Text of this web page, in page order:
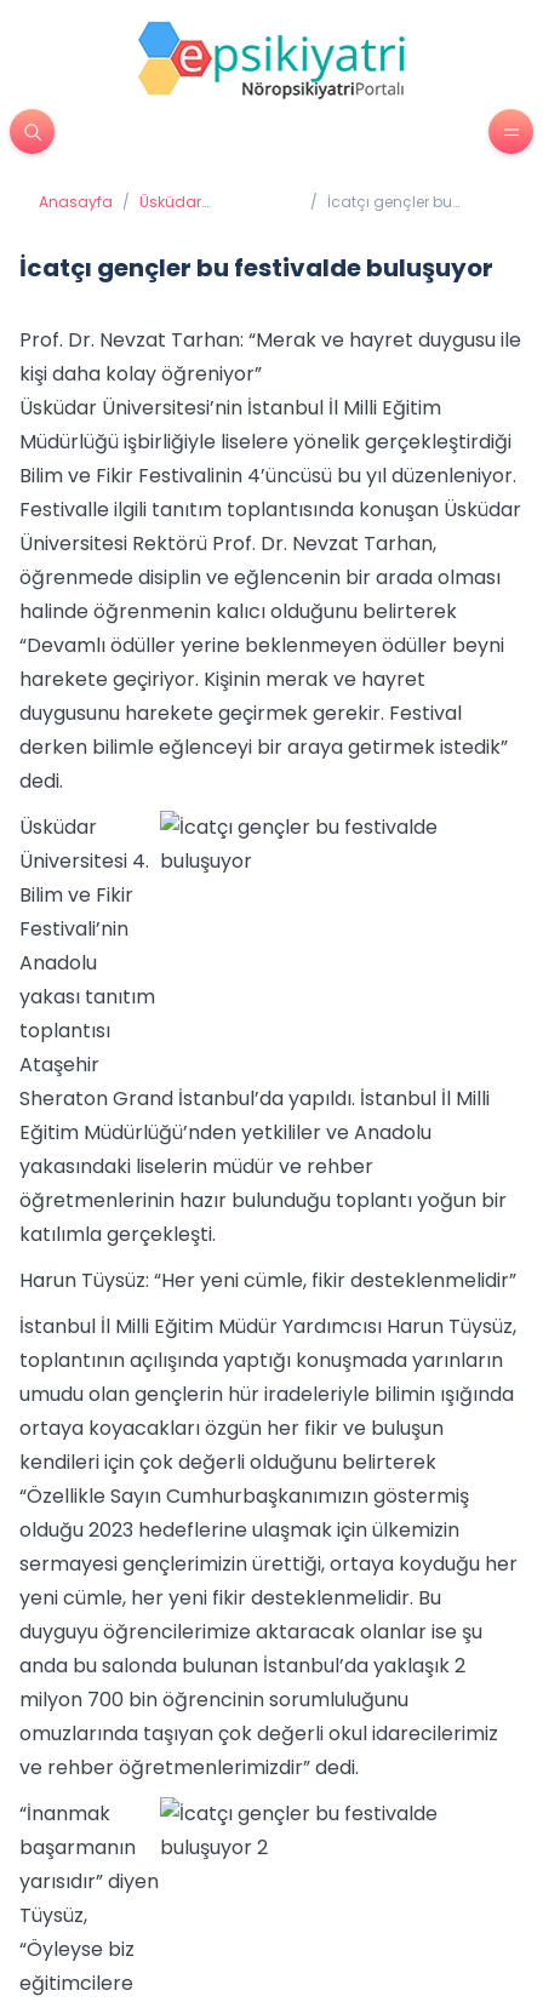
Anasayfa / Üsküdar
/ İcatçı gençler bu
İcatçı gençler bu festivalde buluşuyor
Prof. Dr. Nevzat Tarhan: “Merak ve hayret duygusu ile
kişi daha kolay öğreniyor”
Üsküdar Üniversitesi’nin İstanbul İl Milli Eğitim
Müdürlüğü işbirliğiyle liselere yönelik gerçekleştirdiği
Bilim ve Fikir Festivalinin 4’üncüsü bu yıl düzenleniyor.
Festivalle ilgili tanıtım toplantısında konuşan Üsküdar
Üniversitesi Rektörü Prof. Dr. Nevzat Tarhan,
öğrenmede disiplin ve eğlencenin bir arada olması
halinde öğrenmenin kalıcı olduğunu belirterek
“Devamlı ödüller yerine beklenmeyen ödüller beyni
harekete geçiriyor. Kişinin merak ve hayret
duygusunu harekete geçirmek gerekir. Festival
derken bilimle eğlenceyi bir araya getirmek istedik”
dedi.
Üsküdar
Üniversitesi 4.
Bilim ve Fikir
Festivali’nin
Anadolu
yakası tanıtım
toplantısı
Ataşehir
Sheraton Grand İstanbul’da yapıldı. İstanbul İl Milli
Eğitim Müdürlüğü’nden yetkililer ve Anadolu
yakasındaki liselerin müdür ve rehber
öğretmenlerinin hazır bulunduğu toplantı yoğun bir
katılımla gerçekleşti.
Harun Tüysüz: “Her yeni cümle, fikir desteklenmelidir”
İstanbul İl Milli Eğitim Müdür Yardımcısı Harun Tüysüz,
toplantının açılışında yaptığı konuşmada yarınların
umudu olan gençlerin hür iradeleriyle bilimin ışığında
ortaya koyacakları özgün her fikir ve buluşun
kendileri için çok değerli olduğunu belirterek
“Özellikle Sayın Cumhurbaşkanımızın göstermiş
olduğu 2023 hedeflerine ulaşmak için ülkemizin
sermayesi gençlerimizin ürettiği, ortaya koyduğu her
yeni cümle, her yeni fikir desteklenmelidir. Bu
duyguyu öğrencilerimize aktaracak olanlar ise şu
anda bu salonda bulunan İstanbul’da yaklaşık 2
milyon 700 bin öğrencinin sorumluluğunu
omuzlarında taşıyan çok değerli okul idarecilerimiz
ve rehber öğretmenlerimizdir” dedi.
“İnanmak
başarmanın
yarısıdır” diyen
Tüysüz,
“Öyleyse biz
eğitimcilere